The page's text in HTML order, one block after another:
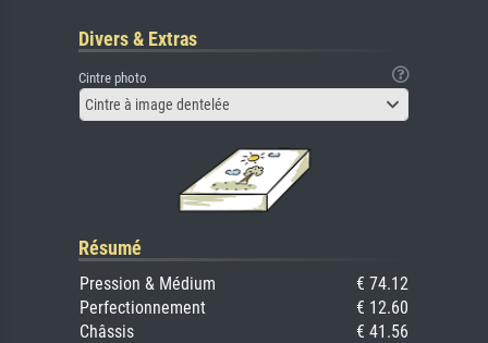
Divers & Extras
Cintre photo
Cintre à image dentelée
Résumé
Pression & Médium
€ 74.12
Perfectionnement
€ 12.60
Châssis
€ 41.56